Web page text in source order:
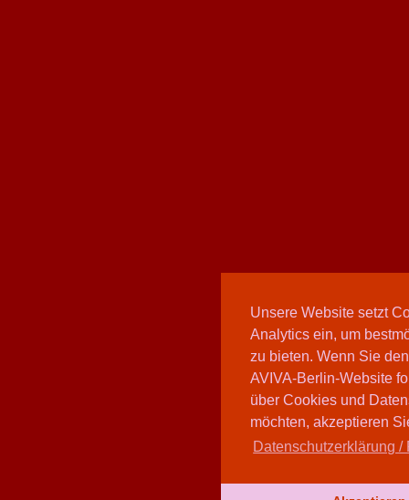
Unsere Website setzt
Analytics ein, um
zu bieten. Wenn Sie
AVIVA-Berlin-Website
über Cookies und
möchten, akzeptieren
Datenschutzerklärung /